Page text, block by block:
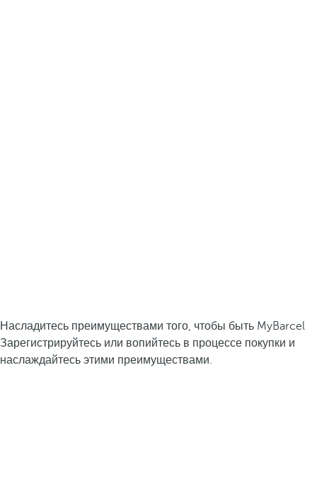
Насладитесь преимуществами того, чтобы быть MyBarcel
Зарегистрируйтесь или вопийтесь в процессе покупки и
наслаждайтесь этими преимуществами.